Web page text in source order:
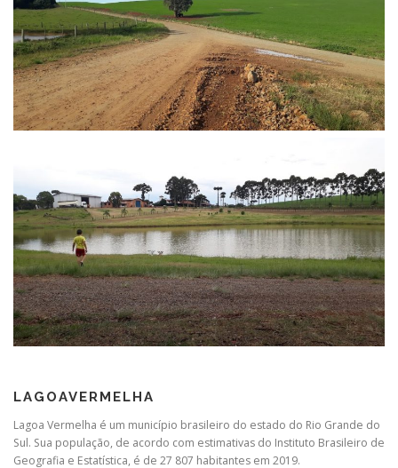
LAGOAVERMELHA
Lagoa Vermelha é um município brasileiro do estado do Rio Grande do
Sul. Sua população, de acordo com estimativas do Instituto Brasileiro de
Geografia e Estatística, é de 27 807 habitantes em 2019.